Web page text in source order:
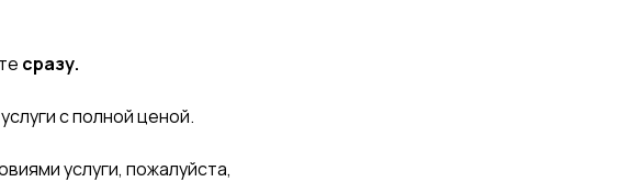
сразу.
с полной ценой.
услуги, пожалуйста,